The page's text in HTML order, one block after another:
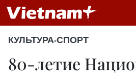
КУЛЬТУРА-СПОРТ
80-летие